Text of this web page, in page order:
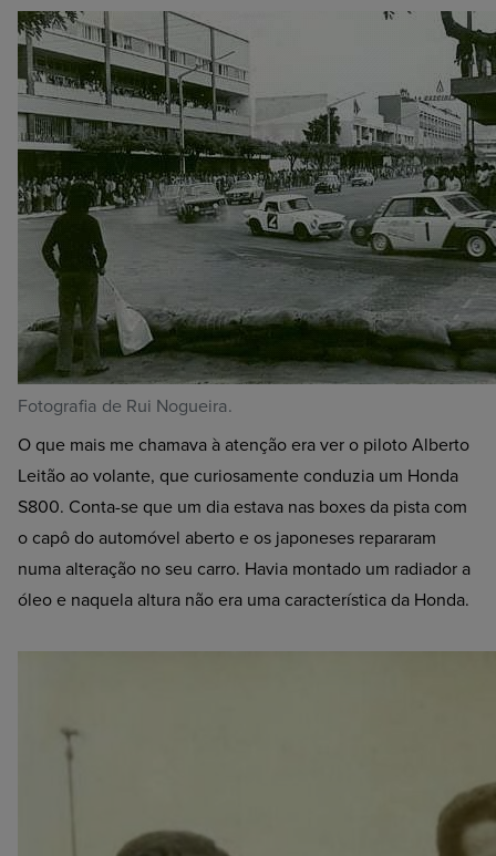
Fotografia de Rui Nogueira.
O que mais me chamava à atenção era ver o piloto Alberto
Leitão ao volante, que curiosamente conduzia um Honda
S800. Conta-se que um dia estava nas boxes da pista com
o capô do automóvel aberto e os japoneses repararam
numa alteração no seu carro. Havia montado um radiador a
óleo e naquela altura não era uma característica da Honda.